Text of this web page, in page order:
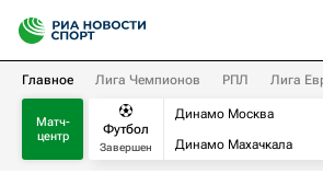
Главное Лига Чемпионов РПЛ Лига
Матч-
центр
Футбол
Завершен
Динамо Москва
Динамо Махачкала